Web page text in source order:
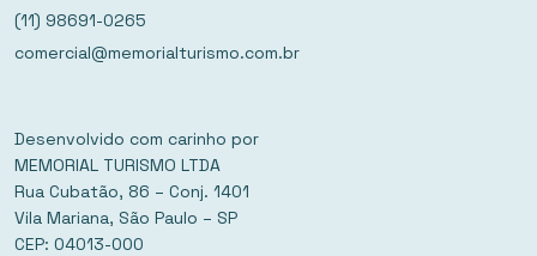
(11) 98691-0265
comercial@memorialturismo.com.br
Desenvolvido com carinho por
MEMORIAL TURISMO LTDA
Rua Cubatão, 86 – Conj. 1401
Vila Mariana, São Paulo – SP
CEP: 04013-000